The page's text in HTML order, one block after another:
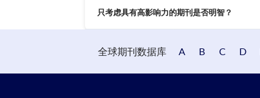
只考虑具有高影响力的期刊是否明智？
全球期刊数据库 A B C D